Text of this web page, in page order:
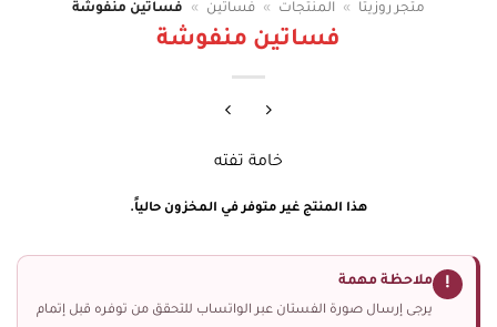
متجر روزيتا » المنتجات » فساتين » فساتين منفوشة
فساتين منفوشة
خامة تفته
هذا المنتج غير متوفر في المخزون حالياً.
! ملاحظة مهمة
يرجى إرسال صورة الفستان عبر الواتساب للتحقق من توفره قبل إتمام